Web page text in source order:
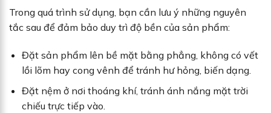
Trong quá trình sử dụng, bạn cần lưu ý những nguyên
tắc sau để đảm bảo duy trì độ bền của sản phẩm:
Đặt sản phẩm lên bề mặt bằng phẳng, không có vết
lồi lõm hay cong vênh để tránh hư hỏng, biến dạng.
Đặt nệm ở nơi thoáng khí, tránh ánh nắng mặt trời
chiếu trực tiếp vào.